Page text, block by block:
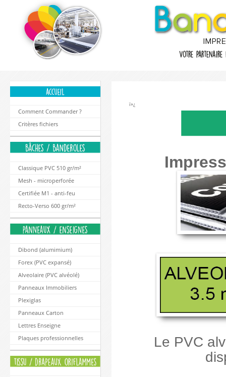
Comment Commander ?
Critères fichiers
Classique PVC 510 gr/m²
Mesh - microperforée
Certifiée M1 - anti-feu
Recto-Verso 600 gr/m²
Dibond (alumimium)
Forex (PVC expansé)
Alveolaire (PVC alvéolé)
Panneaux Immobiliers
Plexiglas
Panneaux Carton
Lettres Enseigne
Plaques professionnelles
ï»¿
Le PVC